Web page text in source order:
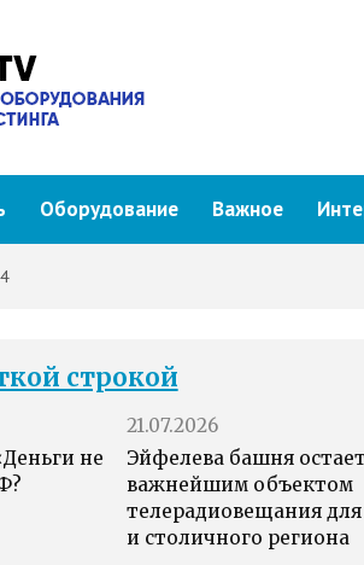
Оборудование Важное
строкой
не
21.07.2026
Эйфелева башня
важнейшим объектом
телерадиовещания
и столичного региона